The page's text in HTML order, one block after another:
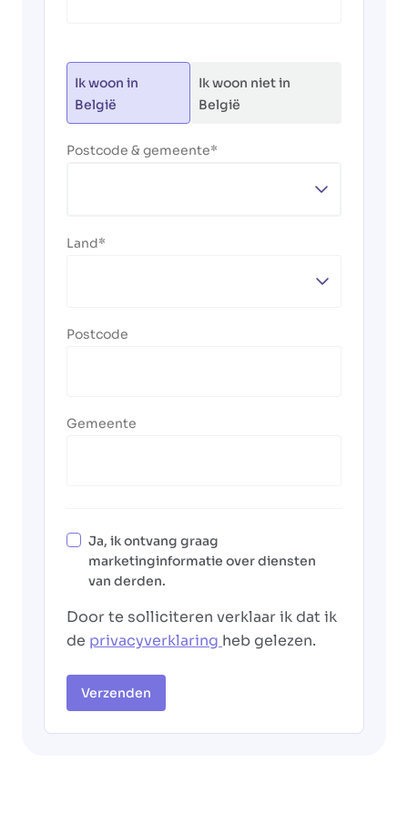
Ik woon in
België
Ik woon niet in
België
Postcode & gemeente
Land
Postcode
Gemeente
Ja, ik ontvang graag
marketinginformatie over diensten
van derden.
Door te solliciteren verklaar ik dat ik
de privacyverklaring heb gelezen.
Verzenden